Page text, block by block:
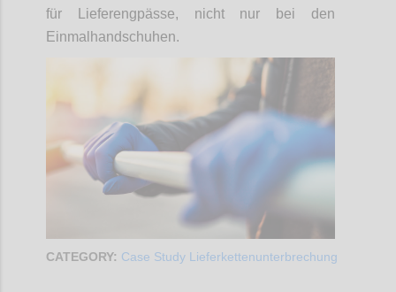
für Lieferengpässe, nicht nur bei den
Einmalhandschuhen.
CATEGORY: Case Study Lieferkettenunterbrechung